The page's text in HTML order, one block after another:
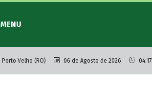
MENU
Porto Velho (RO) 06 de Agosto de 2026